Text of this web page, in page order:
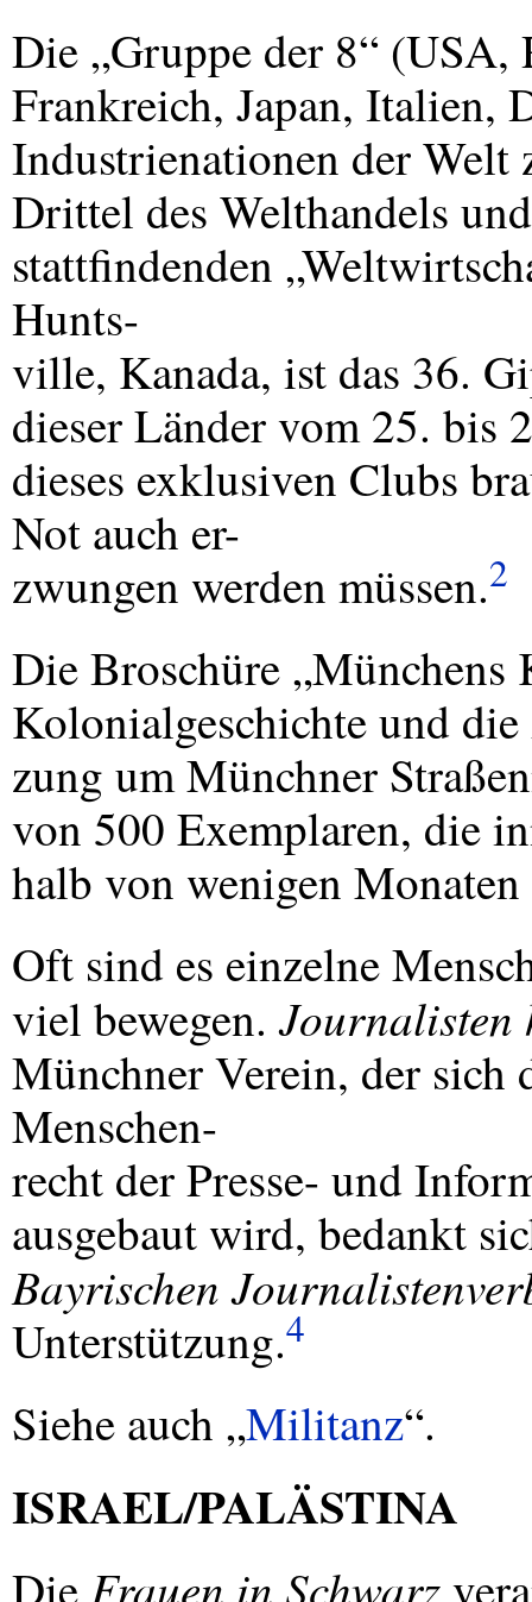
Die „Gruppe der 8“ (USA,
Frankreich, Japan, Italien,
Industrienationen der Welt
Drittel des Welthandels
stattfindenden
Hunts-
ville, Kanada, ist das 36.
dieser Länder vom 25. bis
dieses exklusiven Clubs
Not auch er-
zwungen werden müssen.2
Die Broschüre
Kolonialgeschichte und
zung um Münchner
von 500 Exemplaren, die
halb von wenigen
Oft sind es einzelne
viel bewegen.Journalisten
Münchner Verein, der sich
Menschen-
recht der Presse- und
ausgebaut wird, bedankt
Bayrischen
Unterstützung.4
Siehe auch „Militanz“.
ISRAEL/PALÄSTINA
Die Frauen in Schwarz